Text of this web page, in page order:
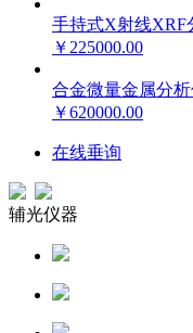
手持式X射线XRF
￥225000.00
合金微量金属分析
￥620000.00
在线垂询
辅光仪器